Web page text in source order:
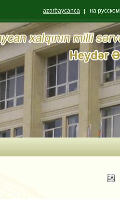
azərbaycanca на русском